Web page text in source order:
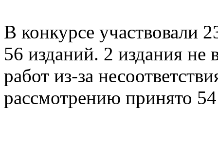
В конкурсе участвовали
56 изданий. 2 издания не
работ из-за
рассмотрению принято